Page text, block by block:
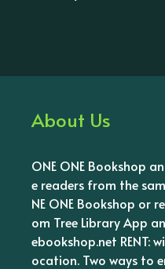
About Us
ONE ONE Bookshop
e readers from the
NE ONE Bookshop or
om Tree Library App
ebookshop.net RENT:
ocation. Two ways to